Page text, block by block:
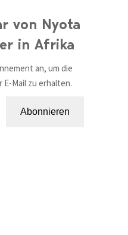
von Nyota
in Afrika
an, um die
Mail zu erhalten.
Abonnieren